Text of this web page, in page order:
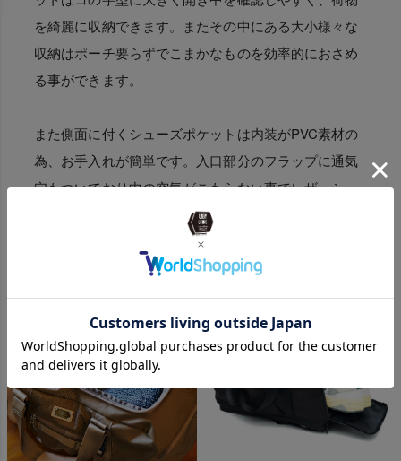
を綺麗に収納できます。またその中にある大小様々な
収納はポーチ要らずでこまかなものを効率的におさめ
る事ができます。
また側面に付くシューズポケットは内装がPVC素材の
為、お手入れが簡単です。入口部分のフラップに通気
穴もついており中の空気がこもらない事でレザーシュ
ーズでも安心して入れておく事ができます。